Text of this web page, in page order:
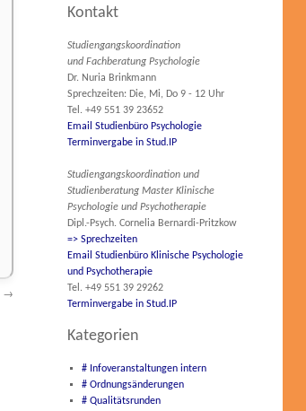
→
Kontakt
Studiengangskoordination
und Fachberatung Psychologie
Dr. Nuria Brinkmann
Sprechzeiten: Die, Mi, Do 9 - 12 Uhr
Tel. +49 551 39 23652
Email Studienbüro Psychologie
Terminvergabe in Stud.IP
Studiengangskoordination und
Studienberatung Master Klinische
Psychologie und Psychotherapie
Dipl.-Psych. Cornelia Bernardi-Pritzkow
=> Sprechzeiten
Email Studienbüro Klinische Psychologie
und Psychotherapie
Tel. +49 551 39 29262
Terminvergabe in Stud.IP
Kategorien
# Infoveranstaltungen intern
# Ordnungsänderungen
# Qualitätsrunden